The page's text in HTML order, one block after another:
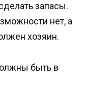
запасы.
нет, а
хозяин.
быть в